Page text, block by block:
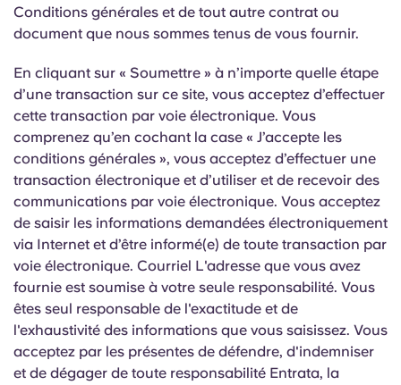
Conditions générales et de tout autre contrat ou
document que nous sommes tenus de vous fournir.
En cliquant sur « Soumettre » à n’importe quelle étape
d’une transaction sur ce site, vous acceptez d’effectuer
cette transaction par voie électronique. Vous
comprenez qu’en cochant la case « J’accepte les
conditions générales », vous acceptez d’effectuer une
transaction électronique et d’utiliser et de recevoir des
communications par voie électronique. Vous acceptez
de saisir les informations demandées électroniquement
via Internet et d’être informé(e) de toute transaction par
voie électronique. Courriel L'adresse que vous avez
fournie est soumise à votre seule responsabilité. Vous
êtes seul responsable de l'exactitude et de
l'exhaustivité des informations que vous saisissez. Vous
acceptez par les présentes de défendre, d'indemniser
et de dégager de toute responsabilité Entrata, la